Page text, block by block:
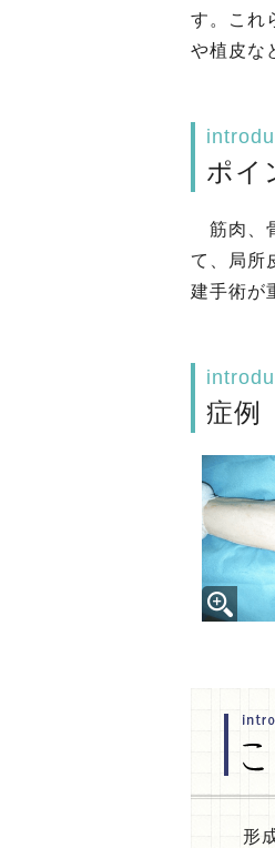
す。これ
や植皮な
ポイ
筋肉、
て、局所
建手術が
症例
形